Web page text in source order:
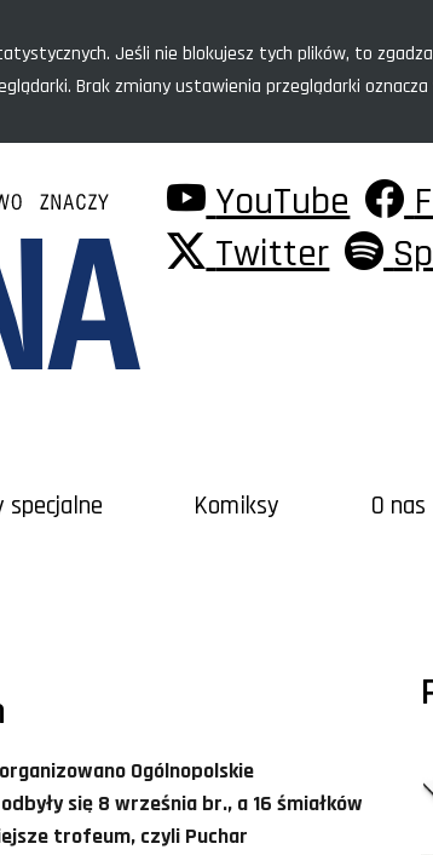
Jeśli nie blokujesz tych plików, to
Brak zmiany ustawienia przeglądarki
YouTube
Twitter
specjalne Komiksy O nas
Ogólnopolskie
się 8 września br., a 16 śmiałków
trofeum, czyli Puchar